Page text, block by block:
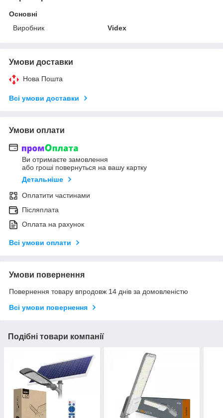
Основні
Виробник
Videx
Умови доставки
Нова Пошта
Всі умови доставки
Умови оплати
Ви отримаєте замовлення
або гроші повернуться на вашу картку
Детальніше
Оплатити частинами
Післяплата
Оплата на рахунок
Всі умови оплати
Умови повернення
Повернення товару впродовж 14 днів за домовленістю
Всі умови повернення
Подібні товари компанії